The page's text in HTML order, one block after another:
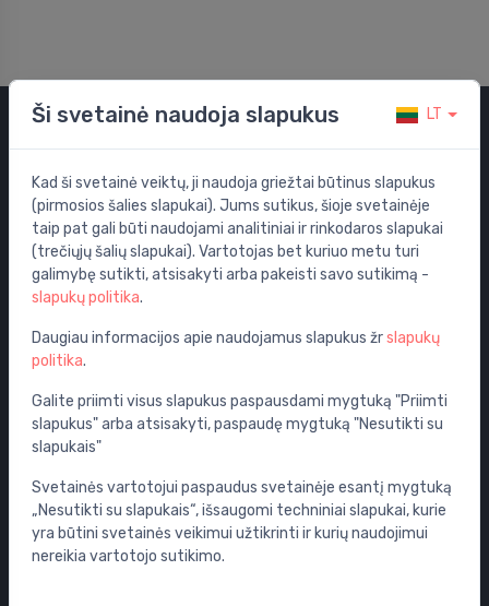
Kategorijos
Išpardavimas
Vandens maišytuvai
WC puodai
Vonios
Vonios aksesuarai
Potinkinės sistemos
Sifonai
Grindų nuotekų šalinimo sistemos
Vožtuvai
Siurbliai
Ši svetainė naudoja slapukus LT
Kad ši svetainė veiktų, ji naudoja griežtai būtinus slapukus
(pirmosios šalies slapukai). Jums sutikus, šioje svetainėje
taip pat gali būti naudojami analitiniai ir rinkodaros slapukai
(trečiųjų šalių slapukai). Vartotojas bet kuriuo metu turi
galimybę sutikti, atsisakyti arba pakeisti savo sutikimą -
slapukų politika.
Daugiau informacijos apie naudojamus slapukus žrslapukų
politika.
Galite priimti visus slapukus paspausdami mygtuką "Priimti
slapukus" arba atsisakyti, paspaudę mygtuką "Nesutikti su
slapukais"
Svetainės vartotojui paspaudus svetainėje esantį mygtuką
„Nesutikti su slapukais“, išsaugomi techniniai slapukai, kurie
yra būtini svetainės veikimui užtikrinti ir kurių naudojimui
nereikia vartotojo sutikimo.